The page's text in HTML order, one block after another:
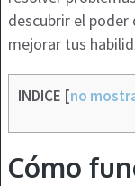
descubrir el
mejorar tus
INDICE [no
Cómo